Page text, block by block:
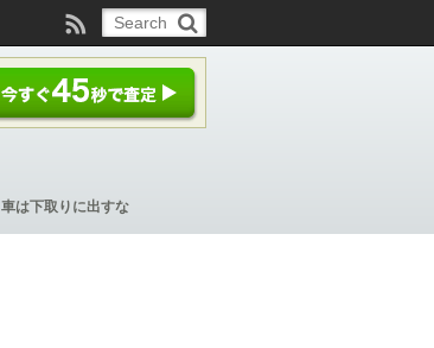
車は下取りに出すな